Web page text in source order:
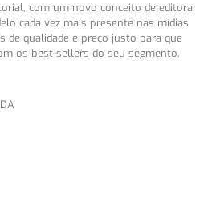
com um novo conceito de editora
cada vez mais presente nas mídias
de qualidade e preço justo para que
os best-sellers do seu segmento.